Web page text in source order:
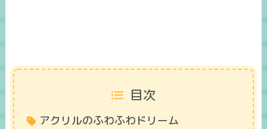
目次
アクリルのふわふわドリーム